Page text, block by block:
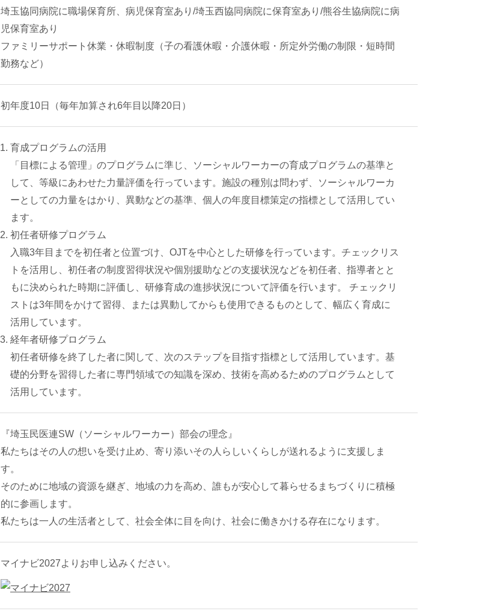
埼玉協同病院に職場保育所、病児保育室あり/埼玉西協同病院に保育室あり/熊谷生協病院に病
児保育室あり
ファミリーサポート休業・休暇制度（子の看護休暇・介護休暇・所定外労働の制限・短時間
勤務など）
初年度10日（毎年加算され6年目以降20日）
育成プログラムの活用
「目標による管理」のプログラムに準じ、ソーシャルワーカーの育成プログラムの基準と
して、等級にあわせた力量評価を行っています。施設の種別は問わず、ソーシャルワーカ
ーとしての力量をはかり、異動などの基準、個人の年度目標策定の指標として活用してい
ます。
初任者研修プログラム
入職3年目までを初任者と位置づけ、OJTを中心とした研修を行っています。チェックリス
トを活用し、初任者の制度習得状況や個別援助などの支援状況などを初任者、指導者とと
もに決められた時期に評価し、研修育成の進捗状況について評価を行います。 チェックリ
ストは3年間をかけて習得、または異動してからも使用できるものとして、幅広く育成に
活用しています。
経年者研修プログラム
初任者研修を終了した者に関して、次のステップを目指す指標として活用しています。基
礎的分野を習得した者に専門領域での知識を深め、技術を高めるためのプログラムとして
活用しています。
『埼玉民医連SW（ソーシャルワーカー）部会の理念』
私たちはその人の想いを受け止め、寄り添いその人らしいくらしが送れるように支援しま
す。
そのために地域の資源を継ぎ、地域の力を高め、誰もが安心して暮らせるまちづくりに積極
的に参画します。
私たちは一人の生活者として、社会全体に目を向け、社会に働きかける存在になります。
マイナビ2027よりお申し込みください。